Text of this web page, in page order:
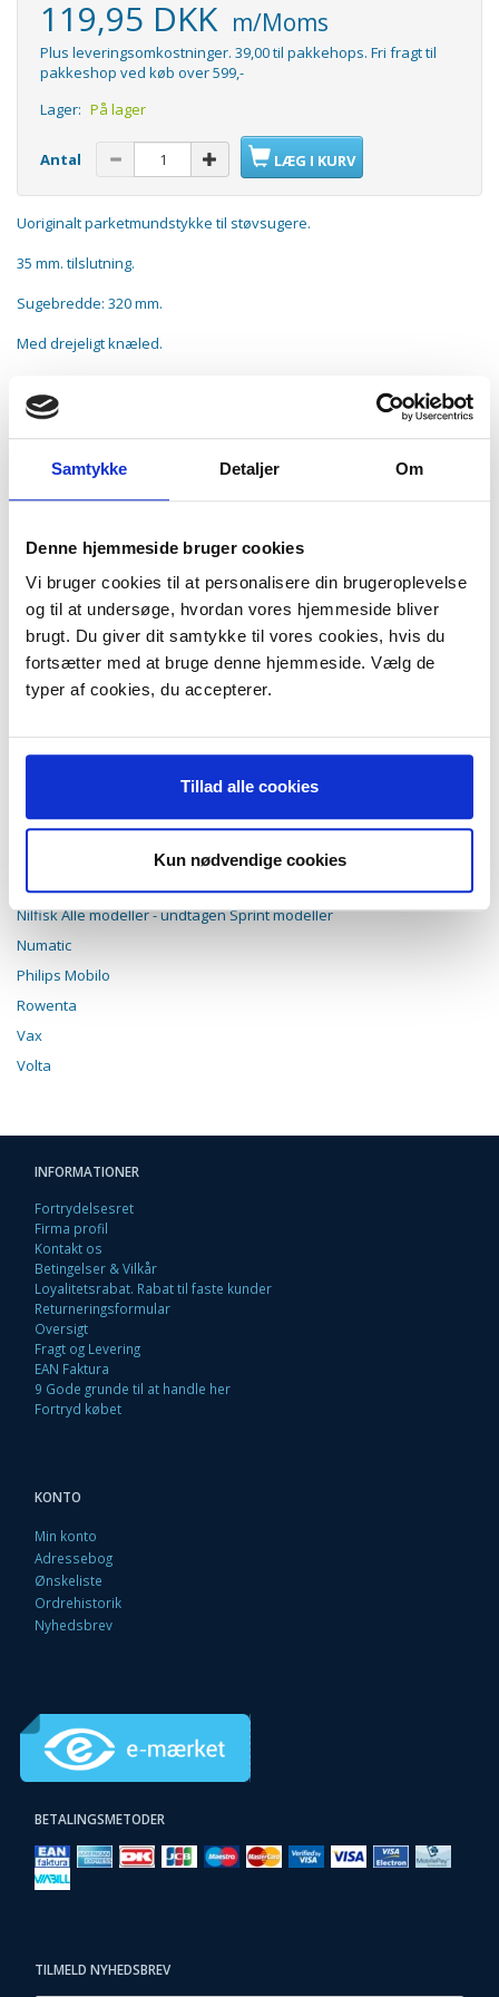
Samtykke Detaljer Om
Denne hjemmeside bruger cookies
Vi bruger cookies til at personalisere din brugeroplevelse
og til at undersøge, hvordan vores hjemmeside bliver
brugt. Du giver dit samtykke til vores cookies, hvis du
fortsætter med at bruge denne hjemmeside. Vælg de
typer af cookies, du accepterer.
Tillad alle cookies
Kun nødvendige cookies
119,95 DKK m/Moms
Plus leveringsomkostninger. 39,00 til pakkehops. Fri fragt til
pakkeshop ved køb over 599,-
Lager: På lager
Antal LÆG I KURV
Uoriginalt parketmundstykke til støvsugere.
35 mm. tilslutning.
Sugebredde: 320 mm.
Med drejeligt knæled.
Passer til:
AEG Vampyr CE220
AEG Vampyrino Electronic
AEG Vampyrino Exquisit
AEG Vampyrino LX
AEG Vampyrino S
AEG Vampyrino Space
AEG Vampyrino SX
Electrolux
Hoover Compact modeller uden låsesystem
Hoover Galaxy
Ide Line Mistral
Ide Line Mistral Lux 1250
Ide Line Tornado
Nilfisk Alle modeller - undtagen Sprint modeller
Numatic
Philips Mobilo
Rowenta
Vax
Volta
INFORMATIONER
Fortrydelsesret
Firma profil
Kontakt os
Betingelser & Vilkår
Loyalitetsrabat. Rabat til faste kunder
Returneringsformular
Oversigt
Fragt og Levering
EAN Faktura
9 Gode grunde til at handle her
Fortryd købet
KONTO
Min konto
Adressebog
Ønskeliste
Ordrehistorik
Nyhedsbrev
BETALINGSMETODER
TILMELD NYHEDSBREV